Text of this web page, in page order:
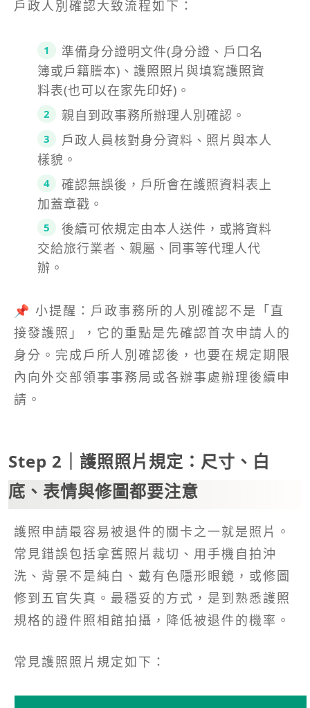
戶政人別確認大致流程如下：
準備身分證明文件(身分證、戶口名
簿或戶籍謄本)、護照照片與填寫護照資
料表(也可以在家先印好)。
親自到政事務所辦理人別確認。
戶政人員核對身分資料、照片與本人
樣貌。
確認無誤後，戶所會在護照資料表上
加蓋章戳。
後續可依規定由本人送件，或將資料
交給旅行業者、親屬、同事等代理人代
辦。
📌 小提醒：戶政事務所的人別確認不是「直
接發護照」，它的重點是先確認首次申請人的
身分。完成戶所人別確認後，也要在規定期限
內向外交部領事事務局或各辦事處辦理後續申
請。
Step 2｜護照照片規定：尺寸、白
底、表情與修圖都要注意
護照申請最容易被退件的關卡之一就是照片。
常見錯誤包括拿舊照片裁切、用手機自拍沖
洗、背景不是純白、戴有色隱形眼鏡，或修圖
修到五官失真。最穩妥的方式，是到熟悉護照
規格的證件照相館拍攝，降低被退件的機率。
常見護照照片規定如下：